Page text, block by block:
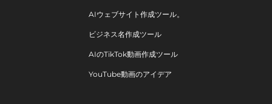
AIウェブサイト作成ツール。
ビジネス名作成ツール
AIのTikTok動画作成ツール
YouTube動画のアイデア